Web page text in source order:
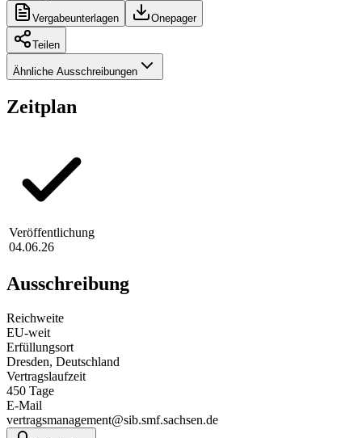
Vergabeunterlagen Onepager
Teilen
Ähnliche Ausschreibungen
Zeitplan
Veröffentlichung
04.06.26
Ausschreibung
Reichweite
EU-weit
Erfüllungsort
Dresden, Deutschland
Vertragslaufzeit
450 Tage
E-Mail
vertragsmanagement@sib.smf.sachsen.de